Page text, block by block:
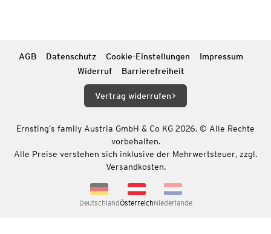
AGB Datenschutz Cookie-Einstellungen
Impressum
Widerruf
Barrierefreiheit
Vertrag widerrufen
Ernsting’s family Austria GmbH & Co KG 2026. © Alle Rechte
vorbehalten.
Alle Preise verstehen sich inklusive der Mehrwertsteuer, zzgl.
Versandkosten.
DeutschlandÖsterreichNiederlande